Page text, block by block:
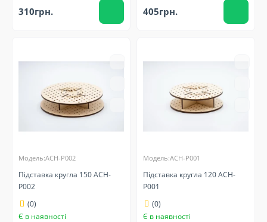
310грн. 405грн.
Модель:ACH-P002
Підставка кругла 150 ACH-
P002
(0)
Є в наявності
Модель:ACH-P001
Підставка кругла 120 ACH-
P001
(0)
Є в наявності